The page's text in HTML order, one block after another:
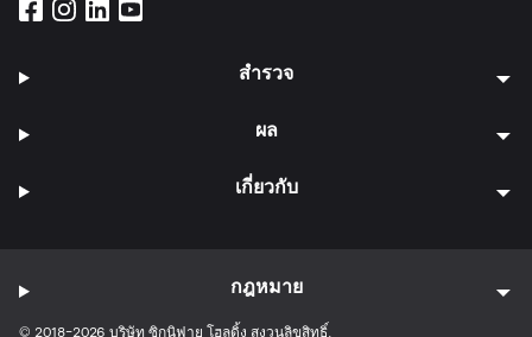
สำรวจ
ผล
เกี่ยวกับ
© 2018-2026 บริษัท ซิกนิฟาย โฮลดิ้ง สงวนลิขสิทธิ์.
กฎหมาย